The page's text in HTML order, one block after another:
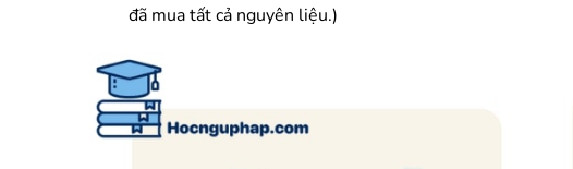
đã mua tất cả nguyên liệu.)